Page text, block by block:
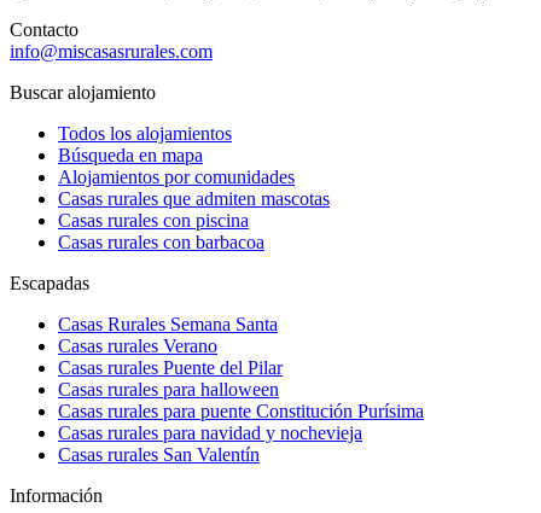
Contacto
info@miscasasrurales.com
Buscar alojamiento
Todos los alojamientos
Búsqueda en mapa
Alojamientos por comunidades
Casas rurales que admiten mascotas
Casas rurales con piscina
Casas rurales con barbacoa
Escapadas
Casas Rurales Semana Santa
Casas rurales Verano
Casas rurales Puente del Pilar
Casas rurales para halloween
Casas rurales para puente Constitución Purísima
Casas rurales para navidad y nochevieja
Casas rurales San Valentín
Información